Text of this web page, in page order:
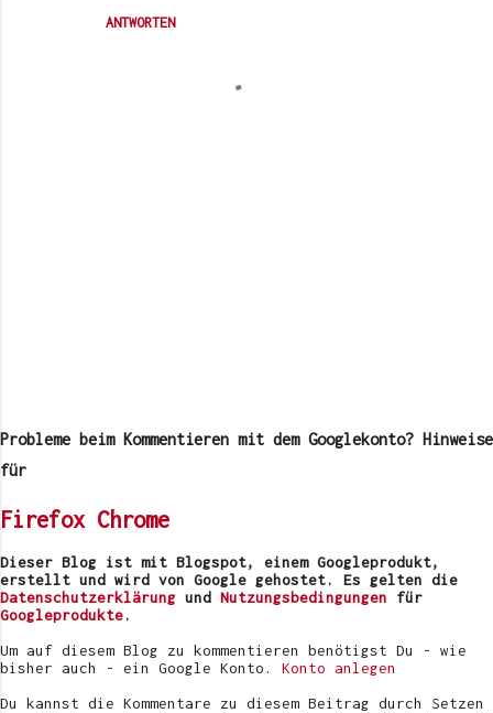
ANTWORTEN
m
m
a
v
e
r
ö
f
e
t
Probleme beim Kommentieren mit dem Googlekonto? Hinweise
für
Firefox Chrome
Dieser Blog ist mit Blogspot, einem Googleprodukt,
erstellt und wird von Google gehostet. Es gelten die
Datenschutzerklärung und Nutzungsbedingungen für
Googleprodukte.
Um auf diesem Blog zu kommentieren benötigst Du - wie
bisher auch - ein Google Konto. Konto anlegen
Du kannst die Kommentare zu diesem Beitrag durch Setzen